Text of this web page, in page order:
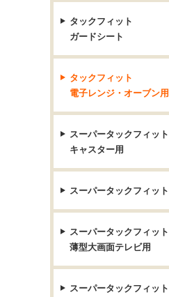
タックフィット
ガードシート
タックフィット
電子レンジ・オーブン用
スーパータックフィット
キャスター用
スーパータックフィット
スーパータックフィット
薄型大画面テレビ用
スーパータックフィット